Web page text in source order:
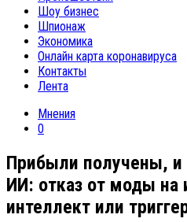
Шоу бизнес
Шпионаж
Экономика
Онлайн карта коронавируса
Контакты
Лента
Мнения
0
Прибыли получены,
ИИ: отказ от моды на
интеллект или